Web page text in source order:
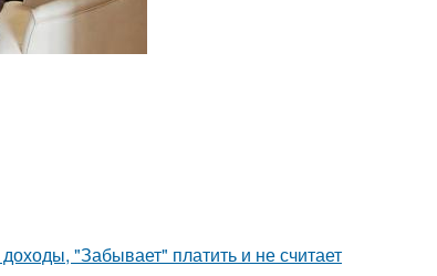
"Забывает" платить и не считает